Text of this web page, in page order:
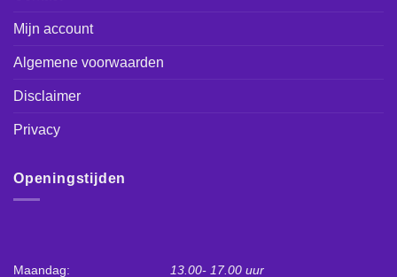
Mijn account
Algemene voorwaarden
Disclaimer
Privacy
Openingstijden
Maandag: 13.00- 17.00 uur